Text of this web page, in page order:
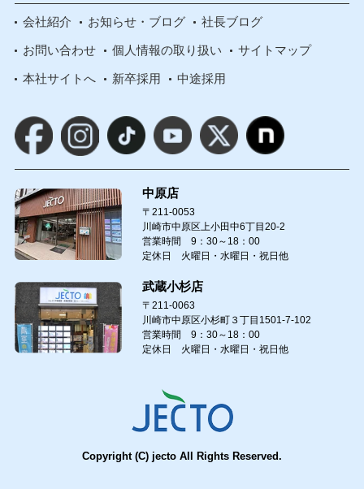
会社紹介 お知らせ・ブログ 社長ブログ
お問い合わせ 個人情報の取り扱い サイトマップ
本社サイトへ 新卒採用 中途採用
中原店
〒211-0053
川崎市中原区上小田中6丁目20-2
営業時間 9：30～18：00
定休日 火曜日・水曜日・祝日他
武蔵小杉店
〒211-0063
川崎市中原区小杉町３丁目1501-7-102
営業時間 9：30～18：00
定休日 火曜日・水曜日・祝日他
Copyright (C) jecto All Rights Reserved.